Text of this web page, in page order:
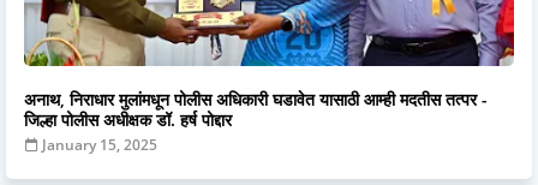
अनाथ, निराधार मुलांमधून पोलीस अधिकारी घडावेत यासाठी आम्ही मदतीस तत्पर -
जिल्हा पोलीस अधीक्षक डॉ. हर्ष पोद्दार
January 15, 2025